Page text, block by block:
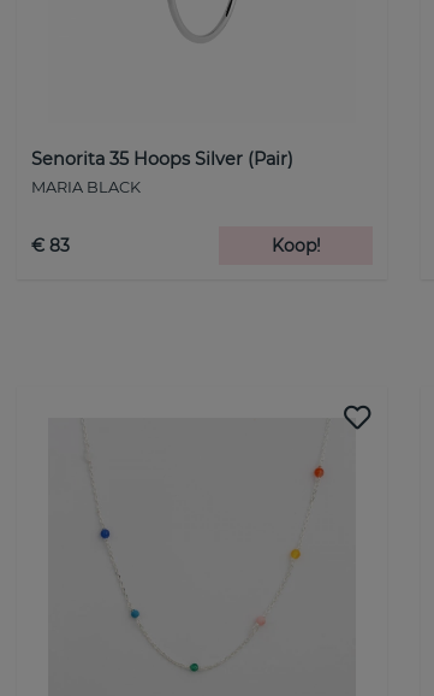
Senorita 35 Hoops Silver (Pair)
MARIA BLACK
€ 83 Koop!